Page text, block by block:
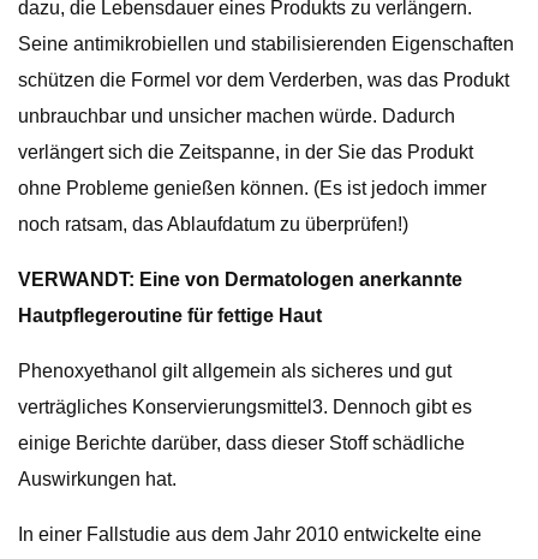
dazu, die Lebensdauer eines Produkts zu verlängern.
Seine antimikrobiellen und stabilisierenden Eigenschaften
schützen die Formel vor dem Verderben, was das Produkt
unbrauchbar und unsicher machen würde. Dadurch
verlängert sich die Zeitspanne, in der Sie das Produkt
ohne Probleme genießen können. (Es ist jedoch immer
noch ratsam, das Ablaufdatum zu überprüfen!)
VERWANDT: Eine von Dermatologen anerkannte
Hautpflegeroutine für fettige Haut
Phenoxyethanol gilt allgemein als sicheres und gut
verträgliches Konservierungsmittel3. Dennoch gibt es
einige Berichte darüber, dass dieser Stoff schädliche
Auswirkungen hat.
In einer Fallstudie aus dem Jahr 2010 entwickelte eine